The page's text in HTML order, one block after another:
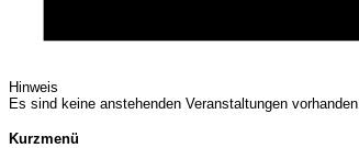
Hinweis
Es sind keine anstehenden Veranstaltungen vorhanden.
Kurzmenü